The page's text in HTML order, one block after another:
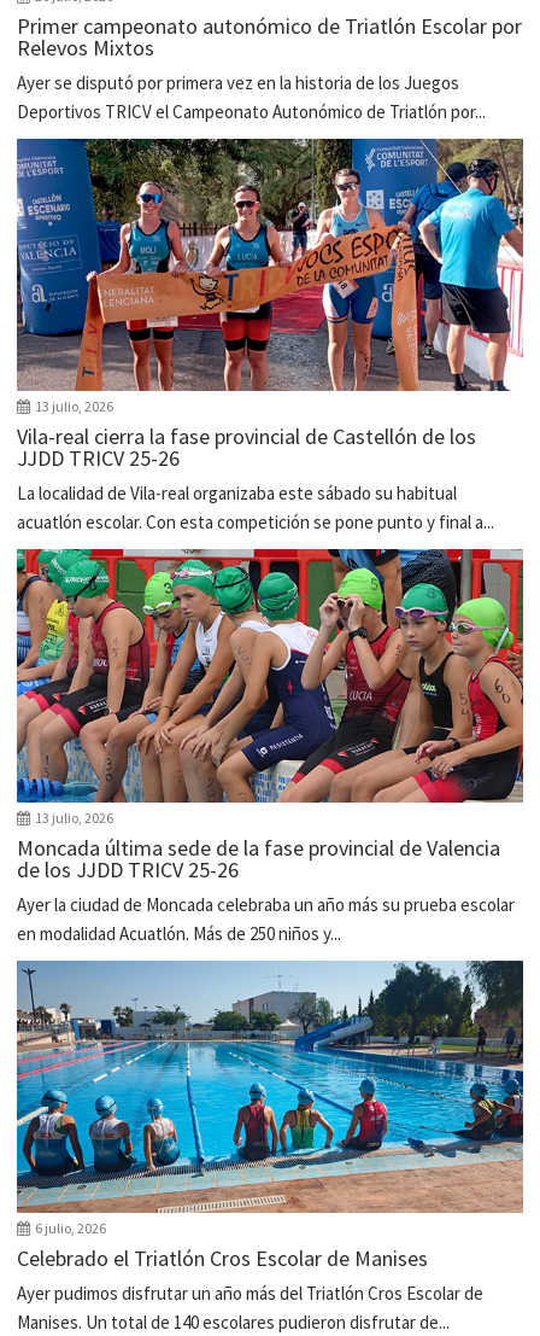
Primer campeonato autonómico de Triatlón Escolar por
Relevos Mixtos
Ayer se disputó por primera vez en la historia de los Juegos
Deportivos TRICV el Campeonato Autonómico de Triatlón por...
13 julio, 2026
Vila-real cierra la fase provincial de Castellón de los
JJDD TRICV 25-26
La localidad de Vila-real organizaba este sábado su habitual
acuatlón escolar. Con esta competición se pone punto y final a...
13 julio, 2026
Moncada última sede de la fase provincial de Valencia
de los JJDD TRICV 25-26
Ayer la ciudad de Moncada celebraba un año más su prueba escolar
en modalidad Acuatlón. Más de 250 niños y...
6 julio, 2026
Celebrado el Triatlón Cros Escolar de Manises
Ayer pudimos disfrutar un año más del Triatlón Cros Escolar de
Manises. Un total de 140 escolares pudieron disfrutar de...